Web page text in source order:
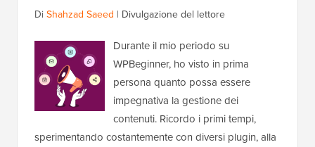
DiShahzad Saeed | Divulgazione del lettore
Durante il mio periodo su
WPBeginner, ho visto in prima
persona quanto possa essere
impegnativa la gestione dei
contenuti. Ricordo i primi tempi,
sperimentando costantemente con diversi plugin, alla